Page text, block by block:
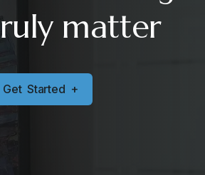
matter
Get Started +